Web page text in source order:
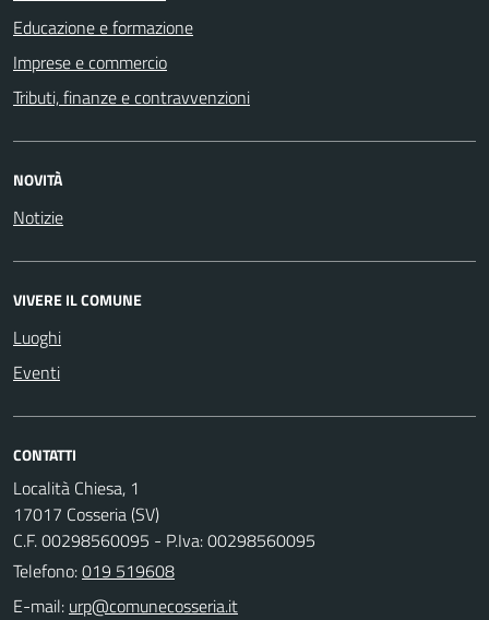
Educazione e formazione
Imprese e commercio
Tributi, finanze e contravvenzioni
NOVITÀ
Notizie
VIVERE IL COMUNE
Luoghi
Eventi
CONTATTI
Località Chiesa, 1
17017 Cosseria (SV)
C.F. 00298560095 - P.Iva: 00298560095
Telefono:019 519608
E-mail: